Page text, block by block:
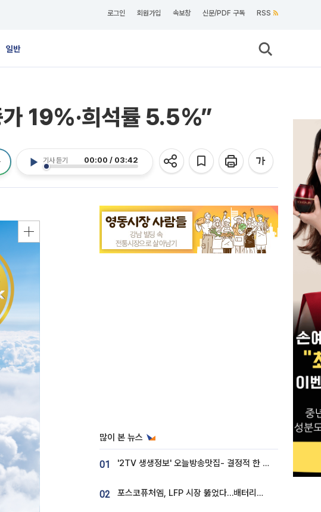
로그인 회원가입 속보창 신문/PDF 구독 RSS
일반
가 19%·희석률 5.5%”
기사 듣기 00:00 / 03:42
많이 본 뉴스
01 '2TV 생생정보' 오늘방송맛집- 결정적 한 수, 3종 메밀면! 메밀 소바 맛집 '의○○○○'
02 포스코퓨처엠, LFP 시장 뚫었다…배터리사와 대규모 장기 공급 합의